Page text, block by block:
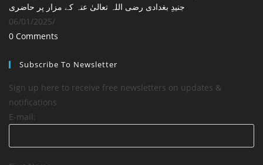
جنیدِ بغدادی رضی اللہ تعالیٰ عنہ کے مزار پر حاضری
06/01/2025/
0 Comments
Subscribe To Newsletter
Sign up here to receive free newsletters on updates &
notifications
E-mail: